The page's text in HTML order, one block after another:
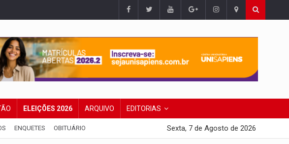
ELEIÇÕES 2026 ARQUIVO EDITORIAS
ENQUETES OBITUÁRIO Sexta, 7 de Agosto de 2026
maconha